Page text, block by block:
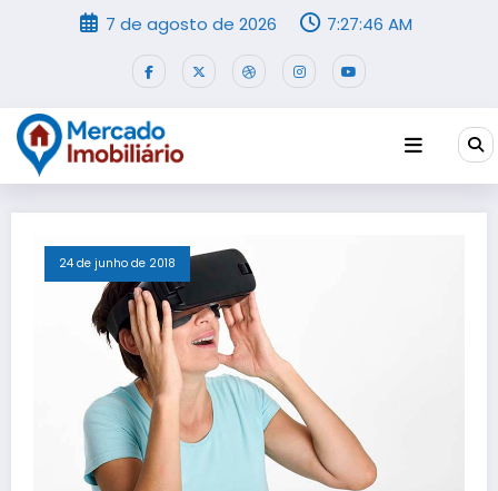
7 de agosto de 2026 7:27:46 AM
24 de junho de 2018